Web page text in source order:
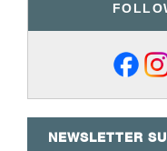
NEWSLETTER